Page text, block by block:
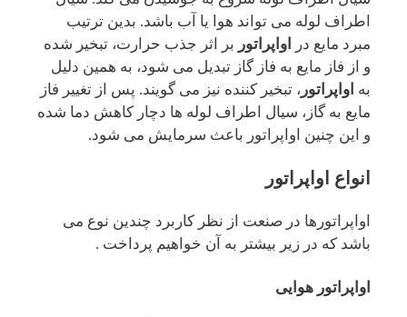
اطراف لوله می تواند هوا یا آب باشد. بدین ترتیب
مبرد مایع در
اواپراتور بر اثر جذب حرارت، تبخیر شده
و از فاز مایع به فاز گاز تبدیل می شود، به همین دلیل
به اواپراتور ، تبخیر کننده نیز می گویند. پس از تغییر فاز
مایع به گاز، سیال اطراف لوله ها دچار کاهش دما شده
و این چنین اواپراتور باعث سرمایش می شود.
انواع اواپراتور
اواپراتورها در صنعت از نظر کاربرد چندین نوع می
باشد که در زیر بیشتر به آن خواهیم پرداخت .
اواپراتور هوایی